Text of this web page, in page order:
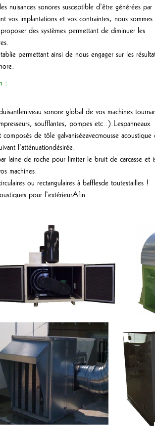
nuisances sonores susceptible d’être générées par
vos implantations et vos contraintes, nous sommes
des systèmes permettant de diminuer les
permettant ainsi de nous engager sur les
:
sonore global de vos machines
soufflantes, pompes etc..).Lespanneaux
composés de tôle galvaniséeavecmousse acoustique
l’atténuationdésirée.
laine de roche pour limiter le bruit de carcasse et
machines.
ou rectangulaires à bafflesde toutestailles !
pour l’extérieurAfin